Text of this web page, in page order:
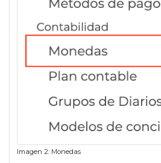
Imagen 2: Monedas